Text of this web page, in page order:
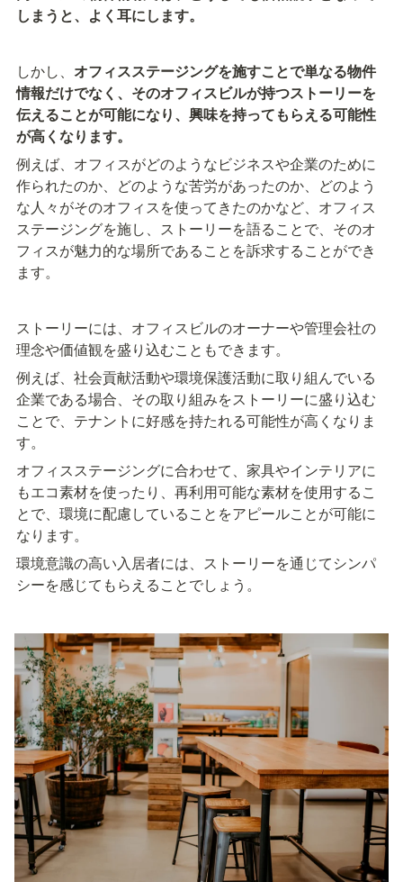
しまうと、よく耳にします。
しかし、 オフィスステージングを施すことで単なる物件
情報だけでなく、そのオフィスビルが持つストーリーを
伝えることが可能になり、興味を持ってもらえる可能性
が高くなります。
例えば、オフィスがどのようなビジネスや企業のために
作られたのか、どのような苦労があったのか、どのよう
な人々がそのオフィスを使ってきたのかなど、オフィス
ステージングを施し、ストーリーを語ることで、そのオ
フィスが魅力的な場所であることを訴求することができ
ます。
ストーリーには、オフィスビルのオーナーや管理会社の
理念や価値観を盛り込むこともできます。
例えば、社会貢献活動や環境保護活動に取り組んでいる
企業である場合、その取り組みをストーリーに盛り込む
ことで、テナントに好感を持たれる可能性が高くなりま
す。
オフィスステージングに合わせて、家具やインテリアに
もエコ素材を使ったり、再利用可能な素材を使用するこ
とで、環境に配慮していることをアピールことが可能に
なります。
環境意識の高い入居者には、ストーリーを通じてシンパ
シーを感じてもらえることでしょう。